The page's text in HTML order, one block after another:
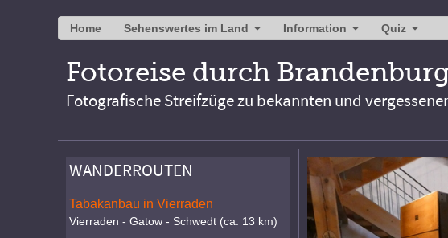
Home Sehenswertes im Land Information Quiz
Fotoreise durch
Fotografische Streifzüge zu bekannten und
WANDERROUTEN
Tabakanbau in Vierraden
Vierraden - Gatow - Schwedt (ca. 13 km)